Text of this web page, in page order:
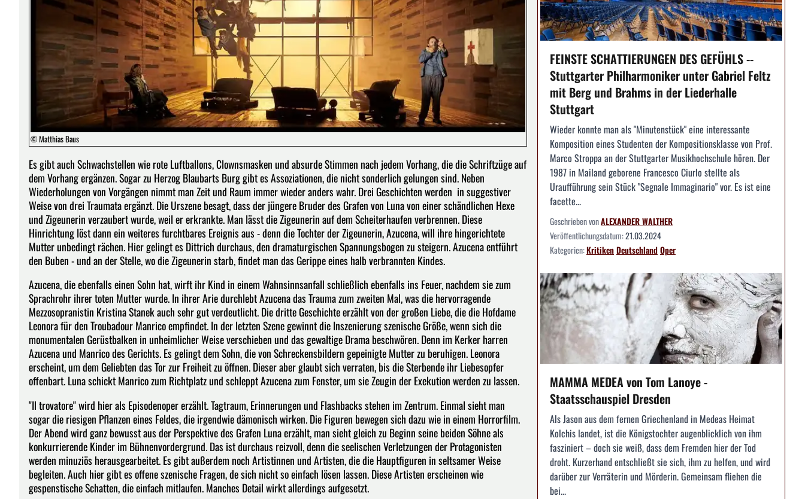
© Matthias Baus
Es gibt auch Schwachstellen wie rote Luftballons, Clownsmasken und absurde Stimmen nach jedem Vorhang, die die Schriftzüge auf
dem Vorhang ergänzen. Sogar zu Herzog Blaubarts Burg gibt es Assoziationen, die nicht sonderlich gelungen sind. Neben
Wiederholungen von Vorgängen nimmt man Zeit und Raum immer wieder anders wahr. Drei Geschichten werden in suggestiver
Weise von drei Traumata ergänzt. Die Urszene besagt, dass der jüngere Bruder des Grafen von Luna von einer schändlichen Hexe
und Zigeunerin verzaubert wurde, weil er erkrankte. Man lässt die Zigeunerin auf dem Scheiterhaufen verbrennen. Diese
Hinrichtung löst dann ein weiteres furchtbares Ereignis aus - denn die Tochter der Zigeunerin, Azucena, will ihre hingerichtete
Mutter unbedingt rächen. Hier gelingt es Dittrich durchaus, den dramaturgischen Spannungsbogen zu steigern. Azucena entführt
den Buben - und an der Stelle, wo die Zigeunerin starb, findet man das Gerippe eines halb verbrannten Kindes.
Azucena, die ebenfalls einen Sohn hat, wirft ihr Kind in einem Wahnsinnsanfall schließlich ebenfalls ins Feuer, nachdem sie zum
Sprachrohr ihrer toten Mutter wurde. In ihrer Arie durchlebt Azucena das Trauma zum zweiten Mal, was die hervorragende
Mezzosopranistin Kristina Stanek auch sehr gut verdeutlicht. Die dritte Geschichte erzählt von der großen Liebe, die die Hofdame
Leonora für den Troubadour Manrico empfindet. In der letzten Szene gewinnt die Inszenierung szenische Größe, wenn sich die
monumentalen Gerüstbalken in unheimlicher Weise verschieben und das gewaltige Drama beschwören. Denn im Kerker harren
Azucena und Manrico des Gerichts. Es gelingt dem Sohn, die von Schreckensbildern gepeinigte Mutter zu beruhigen. Leonora
erscheint, um dem Geliebten das Tor zur Freiheit zu öffnen. Dieser aber glaubt sich verraten, bis die Sterbende ihr Liebesopfer
offenbart. Luna schickt Manrico zum Richtplatz und schleppt Azucena zum Fenster, um sie Zeugin der Exekution werden zu lassen.
"Il trovatore" wird hier als Episodenoper erzählt. Tagtraum, Erinnerungen und Flashbacks stehen im Zentrum. Einmal sieht man
sogar die riesigen Pflanzen eines Feldes, die irgendwie dämonisch wirken. Die Figuren bewegen sich dazu wie in einem Horrorfilm.
Der Abend wird ganz bewusst aus der Perspektive des Grafen Luna erzählt, man sieht gleich zu Beginn seine beiden Söhne als
konkurrierende Kinder im Bühnenvordergrund. Das ist durchaus reizvoll, denn die seelischen Verletzungen der Protagonisten
werden minuziös herausgearbeitet. Es gibt außerdem noch Artistinnen und Artisten, die die Hauptfiguren in seltsamer Weise
begleiten. Auch hier gibt es offene szenische Fragen, de sich nicht so einfach lösen lassen. Diese Artisten erscheinen wie
gespenstische Schatten, die einfach mitlaufen. Manches Detail wirkt allerdings aufgesetzt.
FEINSTE SCHATTIERUNGEN DES GEFÜHLS --
Stuttgarter Philharmoniker unter Gabriel Feltz
mit Berg und Brahms in der Liederhalle
Stuttgart
Wieder konnte man als "Minutenstück" eine interessante
Komposition eines Studenten der Kompositionsklasse von Prof.
Marco Stroppa an der Stuttgarter Musikhochschule hören. Der
1987 in Mailand geborene Francesco Ciurlo stellte als
Uraufführung sein Stück "Segnale Immaginario" vor. Es ist eine
facette...
Geschrieben vonALEXANDER WALTHER
Veröffentlichungsdatum:21.03.2024
Kategorien:KritikenDeutschlandOper
MAMMA MEDEA von Tom Lanoye -
Staatsschauspiel Dresden
Als Jason aus dem fernen Griechenland in Medeas Heimat
Kolchis landet, ist die Königstochter augenblicklich von ihm
fasziniert – doch sie weiß, dass dem Fremden hier der Tod
droht. Kurzerhand entschließt sie sich, ihm zu helfen, und wird
darüber zur Verräterin und Mörderin. Gemeinsam fliehen die
bei...